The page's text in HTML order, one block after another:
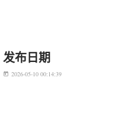
发布日期
today 2026-05-10 00:14:39